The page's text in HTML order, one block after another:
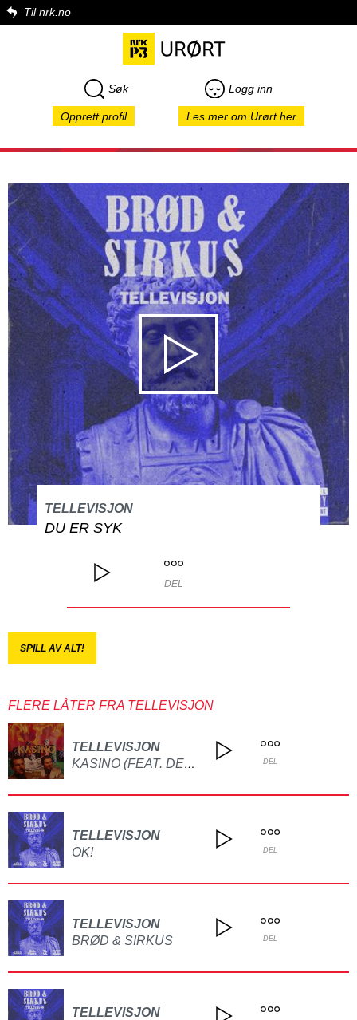
Til nrk.no
Søk Logg inn
Opprett profil Les mer om Urørt her
TELLEVISJON
DU ER SYK
DEL
SPILL AV ALT!
FLERE LÅTER FRA TELLEVISJON
TELLEVISJON
KASINO (FEAT. DETOO) DEL
TELLEVISJON
OK!
DEL
TELLEVISJON
BRØD & SIRKUS
DEL
TELLEVISJON